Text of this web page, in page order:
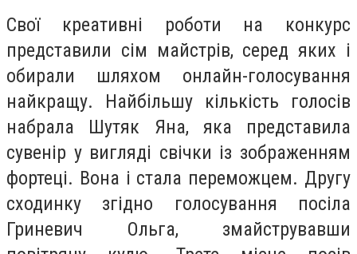
Свої креативні роботи на конкурс
представили сім майстрів, серед яких і
обирали шляхом онлайн-голосування
найкращу. Найбільшу кількість голосів
набрала Шутяк Яна, яка представила
сувенір у вигляді свічки із зображенням
фортеці. Вона і стала переможцем. Другу
сходинку згідно голосування посіла
Гриневич Ольга, змайструвавши